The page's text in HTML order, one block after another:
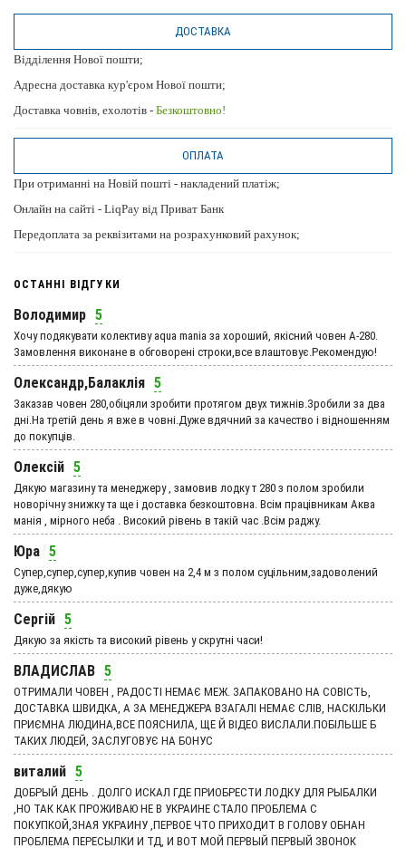
ДОСТАВКА
Відділення Нової пошти;
Адресна доставка кур'єром Нової пошти;
Доставка човнів, ехолотів - Безкоштовно!
ОПЛАТА
При отриманні на Новій пошті - накладений платіж;
Онлайн на сайті - LiqPay від Приват Банк
Передоплата за реквізитами на розрахунковий рахунок;
ОСТАННІ ВІДГУКИ
Володимир 5
Хочу подякувати колективу aqua mania за хороший, якісний човен А-280.
Замовлення виконане в обговорені строки,все влаштовує.Рекомендую!
Олександр,Балаклія 5
Заказав човен 280,обіцяли зробити протягом двух тижнів.Зробили за два
дні.На третій день я вже в човні.Дуже вдячний за качество і відношенням
до покупців.
Олексій 5
Дякую магазину та менеджеру , замовив лодку т 280 з полом зробили
новорічну знижку та ще і доставка безкоштовна. Всім працівникам Аква
манія , мірного неба . Високий рівень в такій час .Всім раджу.
Юра 5
Супер,супер,супер,купив човен на 2,4 м з полом суцільним,задоволений
дуже,дякую
Сергій 5
Дякую за якість та високий рівень у скрутні часи!
ВЛАДИСЛАВ 5
ОТРИМАЛИ ЧОВЕН , РАДОСТІ НЕМАЄ МЕЖ. ЗАПАКОВАНО НА СОВІСТЬ,
ДОСТАВКА ШВИДКА, А ЗА МЕНЕДЖЕРА ВЗАГАЛІ НЕМАЄ СЛІВ, НАСКІЛЬКИ
ПРИЄМНА ЛЮДИНА,ВСЕ ПОЯСНИЛА, ЩЕ Й ВІДЕО ВИСЛАЛИ.ПОБІЛЬШЕ Б
ТАКИХ ЛЮДЕЙ, ЗАСЛУГОВУЄ НА БОНУС
виталий 5
ДОБРЫЙ ДЕНЬ . ДОЛГО ИСКАЛ ГДЕ ПРИОБРЕСТИ ЛОДКУ ДЛЯ РЫБАЛКИ
,НО ТАК КАК ПРОЖИВАЮ НЕ В УКРАИНЕ СТАЛО ПРОБЛЕМА С
ПОКУПКОЙ,ЗНАЯ УКРАИНУ ,ПЕРВОЕ ЧТО ПРИХОДИТ В ГОЛОВУ ОБНАН
ПРОБЛЕМА ПЕРЕСЫЛКИ И ТД, И ВОТ МОЙ ПЕРВЫЙ ПЕРВЫЙ ЗВОНОК